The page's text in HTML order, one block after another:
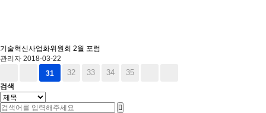
기술혁신사업화위원회 2월 포럼
관리자 2018-03-22
31
32 33 34 35
검색